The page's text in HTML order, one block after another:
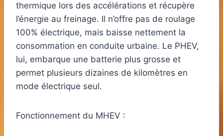
thermique lors des accélérations et récupère
l’énergie au freinage. Il n’offre pas de roulage
100% électrique, mais baisse nettement la
consommation en conduite urbaine. Le PHEV,
lui, embarque une batterie plus grosse et
permet plusieurs dizaines de kilomètres en
mode électrique seul.
Fonctionnement du MHEV :